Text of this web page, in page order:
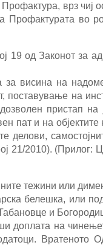
врз чиј
Профактурата во
19 од Законот за
висина на
поставување на
пристап
пат и на објектите
делови,
21/2010). (Прилог:
тежини или
белешка, или
и
доплата на
Вратеното